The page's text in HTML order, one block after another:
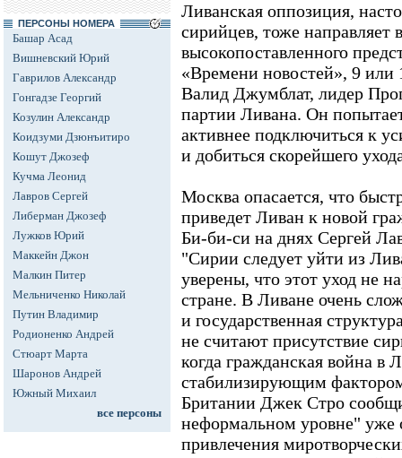
ПЕРСОНЫ НОМЕРА
Башар Асад
Вишневский Юрий
Гаврилов Александр
Гонгадзе Георгий
Козулин Александр
Коидзуми Дзюнъитиро
Кошут Джозеф
Кучма Леонид
Лавров Сергей
Либерман Джозеф
Лужков Юрий
Маккейн Джон
Малкин Питер
Мельниченко Николай
Путин Владимир
Родионенко Андрей
Стюарт Марта
Шаронов Андрей
Южный Михаил
все персоны
Ливанская оппозиция,
сирийцев, тоже направляет
высокопоставленного
«Времени новостей», 9 или
Валид Джумблат, лидер
партии Ливана. Он
активнее подключиться к
и добиться скорейшего
Москва опасается, что
приведет Ливан к новой
Би-би-си на днях Сергей
"Сирии следует уйти из
уверены, что этот уход не
стране. В Ливане очень
и государственная
не считают присутствие
когда гражданская война в
стабилизирующим
Британии Джек Стро
неформальном уровне" уже
привлечения